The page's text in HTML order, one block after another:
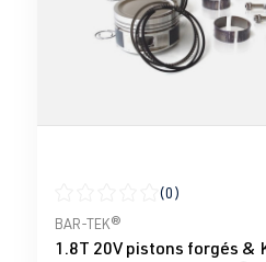
Note moyenne de 0 sur 5
(0)
BAR-TEK®
1.8T 20V pistons forgés &